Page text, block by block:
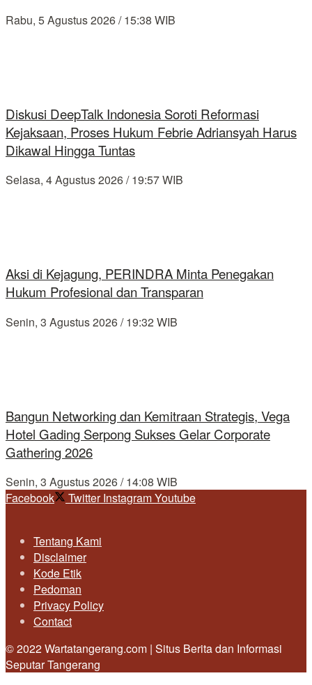
Rabu, 5 Agustus 2026 / 15:38 WIB
Diskusi DeepTalk Indonesia Soroti Reformasi
Kejaksaan, Proses Hukum Febrie Adriansyah Harus
Dikawal Hingga Tuntas
Selasa, 4 Agustus 2026 / 19:57 WIB
Aksi di Kejagung, PERINDRA Minta Penegakan
Hukum Profesional dan Transparan
Senin, 3 Agustus 2026 / 19:32 WIB
Bangun Networking dan Kemitraan Strategis, Vega
Hotel Gading Serpong Sukses Gelar Corporate
Gathering 2026
Senin, 3 Agustus 2026 / 14:08 WIB
Facebook
Twitter InstagramYoutube
Tentang Kami
Disclaimer
Kode Etik
Pedoman
Privacy Policy
Contact
© 2022 Wartatangerang.com | Situs Berita dan Informasi
Seputar Tangerang